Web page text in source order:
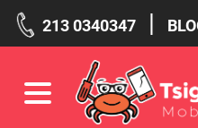
213 0340347 |